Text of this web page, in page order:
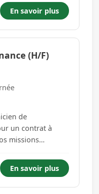
section de
lancer les
En savoir plus
(H/F)
de
un contrat à
missions
mission
de nos outils
les opérations
En savoir plus